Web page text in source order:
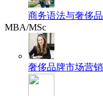
商务语法与奢侈
MBA/MSc
奢侈品牌市场营